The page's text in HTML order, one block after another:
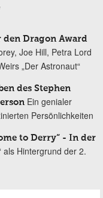
Dragon Award
Joe Hill, Petra Lord
„Der Astronaut“
des Stephen
Ein genialer
Persönlichkeiten
to Derry“ - In der
als Hintergrund der 2.